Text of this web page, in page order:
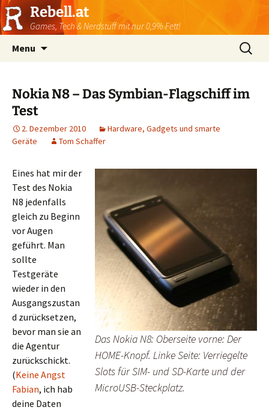
Rebell.at
Games, Tech & Nerdstuff mit nur 0,9% Fett!
Menu
Suchen
nach:
Nokia N8 – Das Symbian-Flagschiff im
Test
2. Dezember 2010
Hardware, Gadgets und smarte
Geräte
Tom Schaffer
Das Nokia N8: Oberseite vorne: Der
HOME-Knopf. Linke Seite: Verriegelte
Slots für SIM- und SD-Karte und der
MicroUSB-Steckplatz.
Eines hat mir der
Test des Nokia
N8 jedenfalls
gleich zu Beginn
vor Augen
geführt. Man
sollte
Testgeräte
wieder in den
Ausgangszustan
d zurücksetzen,
bevor man sie an
die Agentur
zurückschickt.
(Keine Angst
Fabian, ich hab
deine Daten